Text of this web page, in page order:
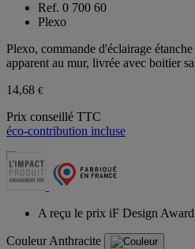
Ref. 0 700 60
Plexo
Plexo, commande d'éclairage
apparent au mur, livrée avec boitier
14,68 €
Prix conseillé TTC
éco-contribution incluse
A reçu le prix iF Design
CouleurAnthracite